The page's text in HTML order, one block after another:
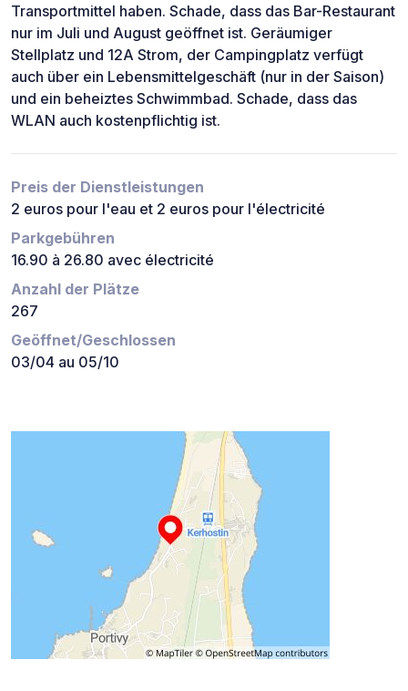
Transportmittel haben. Schade, dass das Bar-Restaurant
nur im Juli und August geöffnet ist. Geräumiger
Stellplatz und 12A Strom, der Campingplatz verfügt
auch über ein Lebensmittelgeschäft (nur in der Saison)
und ein beheiztes Schwimmbad. Schade, dass das
WLAN auch kostenpflichtig ist.
Preis der Dienstleistungen
2 euros pour l'eau et 2 euros pour l'électricité
Parkgebühren
16.90 à 26.80 avec électricité
Anzahl der Plätze
267
Geöffnet/Geschlossen
03/04 au 05/10